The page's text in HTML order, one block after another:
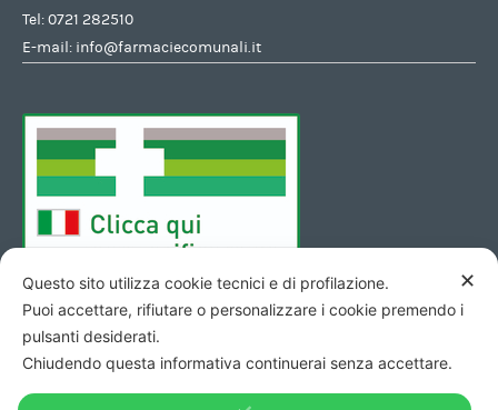
Tel:0721 282510
E-mail: info@farmaciecomunali.it
✕
Questo sito utilizza cookie tecnici e di profilazione.
Puoi accettare, rifiutare o personalizzare i cookie premendo i
pulsanti desiderati.
Chiudendo questa informativa continuerai senza accettare.